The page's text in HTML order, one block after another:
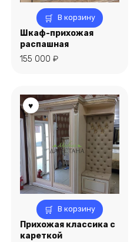
В корзину
Шкаф-прихожая
распашная
155 000 ₽
В корзину
Прихожая классика с
кареткой